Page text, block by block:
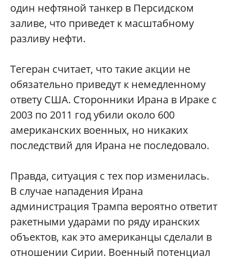
один нефтяной танкер в Персидском
заливе, что приведет к масштабному
разливу нефти.
Тегеран считает, что такие акции не
обязательно приведут к немедленному
ответу США. Сторонники Ирана в Ираке с
2003 по 2011 год убили около 600
американских военных, но никаких
последствий для Ирана не последовало.
Правда, ситуация с тех пор изменилась.
В случае нападения Ирана
администрация Трампа вероятно ответит
ракетными ударами по ряду иранских
объектов, как это американцы сделали в
отношении Сирии. Военный потенциал